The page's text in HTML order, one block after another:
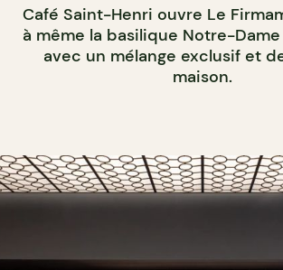
Café Saint-Henri ouvre Le
à même la basilique Notre-
avec un mélange exclusif et
maison.